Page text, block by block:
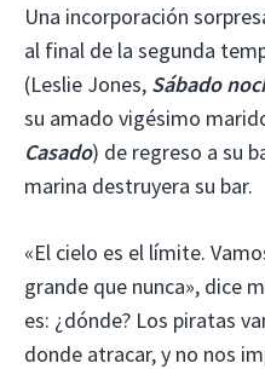
Una incorporación
al final de la segunda
(Leslie Jones, Sábado
su amado vigésimo
Casado) de regreso a su
marina destruyera su bar.
«El cielo es el límite.
grande que nunca», dice
es: ¿dónde? Los piratas
donde atracar, y no nos